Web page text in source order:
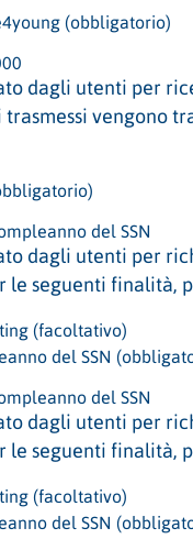
(obbligatorio)
dagli utenti per
vengono
del SSN
dagli utenti per
seguenti finalità,
(facoltativo)
del SSN
del SSN
dagli utenti per
seguenti finalità,
(facoltativo)
del SSN